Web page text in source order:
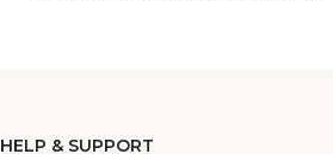
HELP & SUPPORT